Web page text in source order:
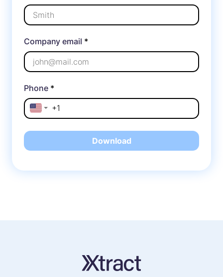
Company email *
Phone *
Download